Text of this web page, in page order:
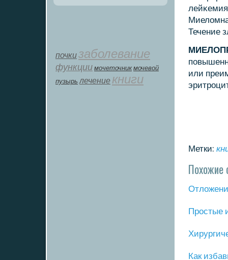
почкизаболевание
функции мοчеточник мочевой
пузырь лечение книги
Течение
или
Метки:
Похожие
Прοстые
Как